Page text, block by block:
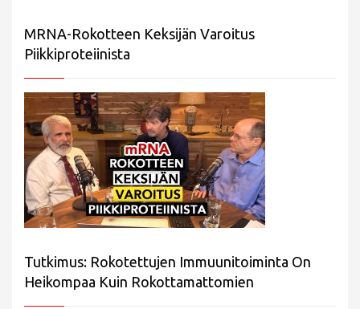
MRNA-Rokotteen Keksijän Varoitus
Piikkiproteiinista
Tutkimus: Rokotettujen Immuunitoiminta On
Heikompaa Kuin Rokottamattomien